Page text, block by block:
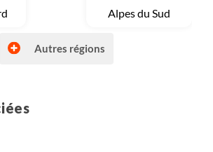
Voyage
Alpes du Sud
Autres régions